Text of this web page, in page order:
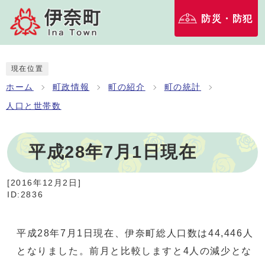
防災・防犯
現在位置
ホーム 町政情報 町の紹介 町の統計
人口と世帯数
平成28年7月1日現在
[2016年12月2日 ]
ID:2836
平成28年7月1日現在、伊奈町総人口数は44,446人
となりました。前月と比較しますと4人の減少とな